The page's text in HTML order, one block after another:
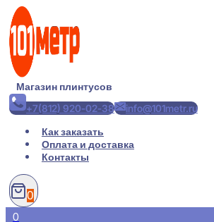
Перейти
содержимому
Магазин плинтусов
+7(812) 920-02-38
info@101metr.ru
Как заказать
Оплата и доставка
Контакты
0
0